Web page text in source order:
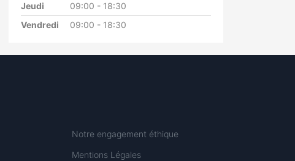
Jeudi
09:00 - 18:30
Vendredi
09:00 - 18:30
Notre engagement éthique
Mentions Légales